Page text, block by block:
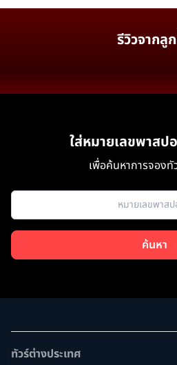
รีวิวจากลู
ใส่หมายเลขพาส
เพื่อค้นหาการจอง
ค้นหา
ทัวร์ต่างประเทศ